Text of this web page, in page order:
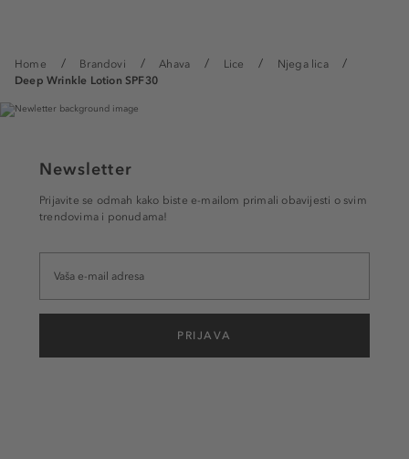
Home Brandovi Ahava Lice
Njega lica
Deep Wrinkle Lotion SPF30
Newsletter
Prijavite se odmah kako biste e-mailom primali obavijesti o svim
trendovima i ponudama!
PRIJAVA